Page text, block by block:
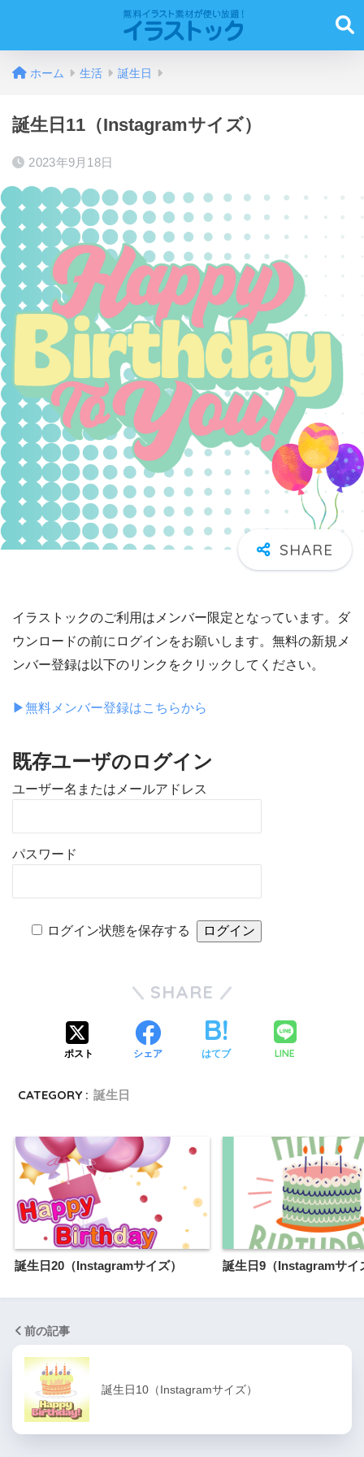
ホーム 生活 誕生日
誕生日11（Instagramサイズ）
2023年9月18日
イラストックのご利用はメンバー限定となっています。ダ
ウンロードの前にログインをお願いします。無料の新規メ
ンバー登録は以下のリンクをクリックしてください。
▶︎無料メンバー登録はこちらから
既存ユーザのログイン
ユーザー名またはメールアドレス
パスワード
ログイン状態を保存する
SHARE
ポスト シェア はてブ LINE
CATEGORY : 誕生日
誕生日20（Instagramサイズ） 誕生日9（Instagramサイ
前の記事
誕生日10（Instagramサイズ）